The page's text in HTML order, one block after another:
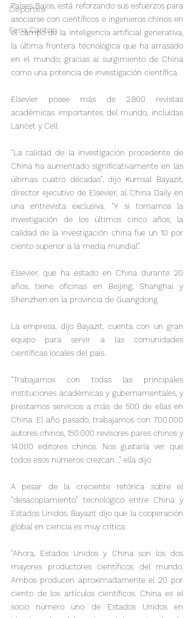
Deportes
Feria Canton
Países Bajos, está reforzando sus esfuerzos para
asociarse con científicos e ingenieros chinos en
el campo de la inteligencia artificial generativa,
la última frontera tecnológica que ha arrasado
en el mundo, gracias al surgimiento de China
como una potencia de investigación científica.
Elsevier posee más de 2.800 revistas
académicas importantes del mundo, incluidas
Lancet y Cell.
"La calidad de la investigación procedente de
China ha aumentado significativamente en las
últimas cuatro décadas", dijo Kumsal Bayazit,
director ejecutivo de Elsevier, al China Daily en
una entrevista exclusiva. "Y si tomamos la
investigación de los últimos cinco años, la
calidad de la investigación china fue un 10 por
ciento superior a la media mundial".
Elsevier, que ha estado en China durante 20
años, tiene oficinas en Beijing, Shanghai y
Shenzhen en la provincia de Guangdong.
La empresa, dijo Bayazit, cuenta con un gran
equipo para servir a las comunidades
científicas locales del país.
"Trabajamos con todas las principales
instituciones académicas y gubernamentales, y
prestamos servicios a más de 500 de ellas en
China. El año pasado, trabajamos con 700.000
autores chinos, 150.000 revisores pares chinos y
14.000 editores chinos. Nos gustaría ver que
todos esos números crezcan. ," ella dijo.
A pesar de la creciente retórica sobre el
"desacoplamiento" tecnológico entre China y
Estados Unidos, Bayazit dijo que la cooperación
global en ciencia es muy crítica.
"Ahora, Estados Unidos y China son los dos
mayores productores científicos del mundo.
Ambos producen aproximadamente el 20 por
ciento de los artículos científicos. China es el
socio número uno de Estados Unidos en